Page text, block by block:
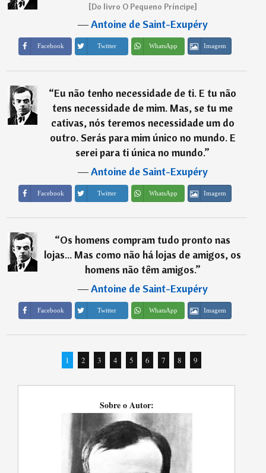
[Do livro O Pequeno Príncipe]
―Antoine de Saint-Exupéry
Facebook Twitter WhatsApp Imagem
“Eu não tenho necessidade de ti. E tu não
tens necessidade de mim. Mas, se tu me
cativas, nós teremos necessidade um do
outro. Serás para mim único no mundo. E
serei para ti única no mundo.”
―Antoine de Saint-Exupéry
Facebook Twitter WhatsApp Imagem
“Os homens compram tudo pronto nas
lojas... Mas como não há lojas de amigos, os
homens não têm amigos.”
―Antoine de Saint-Exupéry
Facebook Twitter WhatsApp Imagem
1 2 3 4 5 6 7 8 9
Sobre o Autor: